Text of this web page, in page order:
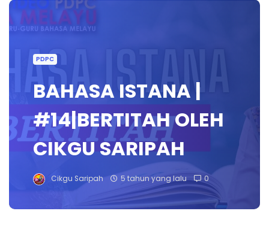
PDPC
BAHASA ISTANA |
#14|BERTITAH OLEH
CIKGU SARIPAH
Cikgu Saripah 5 tahun yang lalu 0